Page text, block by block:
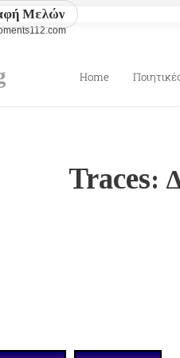
Μελών
Home
Traces: